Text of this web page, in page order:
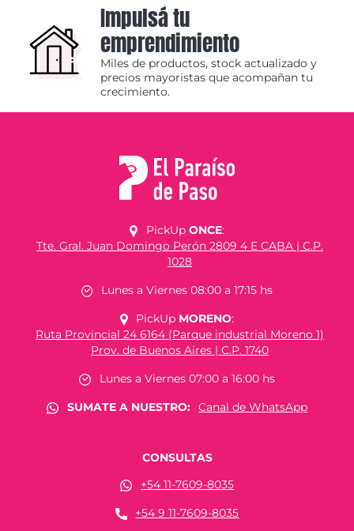
Impulsá tu
emprendimiento
Miles de productos, stock actualizado y
precios mayoristas que acompañan tu
crecimiento.
PickUp ONCE:
Tte. Gral. Juan Domingo Perón 2809 4 E CABA | C.P.
1028
Lunes a Viernes 08:00 a 17:15 hs
PickUp MORENO:
Ruta Provincial 24 6164 (Parque industrial Moreno 1)
Prov. de Buenos Aires | C.P. 1740
Lunes a Viernes 07:00 a 16:00 hs
SUMATE A NUESTRO:
Canal de WhatsApp
CONSULTAS
+54 11-7609-8035
+54 9 11-7609-8035